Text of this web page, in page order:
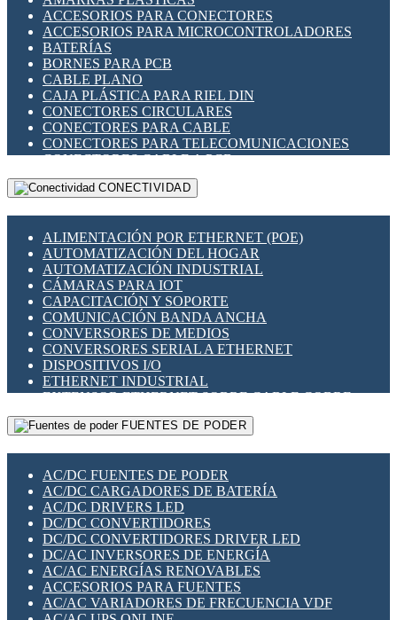
INDICADORES PARA PANEL
INTERFACES DE RELÉ
INTERRUPTORES FIN DE CARRERA
LLAVES CONMUTADORAS
MEDIDORES DE ENERGÍA Y TC'S DE CORRIENTE
MOTORES PASO A PASO
PANTALLAS HMI
PLC -CONTROLADORES LÓGICO PROGRAMABLES
PROGRAMADORES DE HORARIO
RELÉS DE PROTECCIÓN
SENSORES CAPACITIVOS
SENSORES INDUCTIVOS
TEMPORIZADORES
VARIACS
VARIADORES DE FRECUENCIA [VDF]
SECCIONADORES - INTERRUPTORES
MAQUINARIA
ACCESORIOS PARA CONECTORES
ACCESORIOS PARA MICROCONTROLADORES
BATERÍAS
BORNES PARA PCB
CABLE PLANO
CAJA PLÁSTICA PARA RIEL DIN
CONECTORES CIRCULARES
CONECTORES PARA CABLE
CONECTORES PARA TELECOMUNICACIONES
CONECTORES CABLE A PCB
CONECTORES PCB A CABLE
DIP SWITCHES
HERRAMIENTAS VARIAS
ILUMINACIÓN LED
INTERRUPTORES REED
INTERFACES DE RELÉ
OTROS RELÉS
PROTECCIÓN TÉRMICA
RELÉS AUTOMOTRICES
RELÉS DE SEÑAL
RELÉS DE ESTADO SÓLIDO SSR
RELÉS INDUSTRIALES
RELÉS MINIATURA DE POTENCIA
SENSORES MAGNÉTICOS
SWITCH Y MICROSWITCH
TARJETAS PI
UNIÓN Y DERIVACIÓN DE CABLE
CONECTIVIDAD
ALIMENTACIÓN POR ETHERNET (POE)
AUTOMATIZACIÓN DEL HOGAR
AUTOMATIZACIÓN INDUSTRIAL
CÁMARAS PARA IOT
CAPACITACIÓN Y SOPORTE
COMUNICACIÓN BANDA ANCHA
CONVERSORES DE MEDIOS
CONVERSORES SERIAL A ETHERNET
DISPOSITIVOS I/O
ETHERNET INDUSTRIAL
EXTENSOR ETHERNET SOBRE CABLE COBRE
GATEWAY LORAWAN
GESTIÓN DE REDES
PLACAS MODULARES IOT
SWITCHES Y REDES WIFI
SOLUCIONES IOT
SOLUCIONES LORAWAN
SOLUCIONES RED CELULAR
SEGURIDAD PARA REDES
SWITCHES LAN
TELEFONÍA IP (VOIP)
VIGILANCIA IP (CCTV)
FUENTES DE PODER
AC/DC FUENTES DE PODER
AC/DC CARGADORES DE BATERÍA
AC/DC DRIVERS LED
DC/DC CONVERTIDORES
DC/DC CONVERTIDORES DRIVER LED
DC/AC INVERSORES DE ENERGÍA
AC/AC ENERGÍAS RENOVABLES
ACCESORIOS PARA FUENTES
AC/AC VARIADORES DE FRECUENCIA VDF